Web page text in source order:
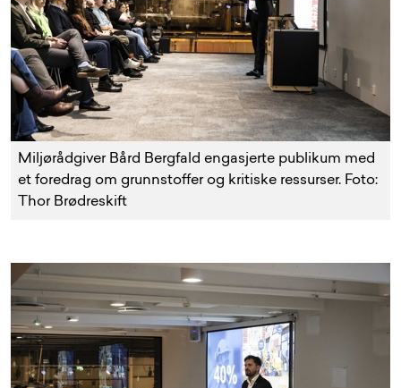
Miljørådgiver Bård Bergfald engasjerte publikum med
et foredrag om grunnstoffer og kritiske ressurser. Foto:
Thor Brødreskift